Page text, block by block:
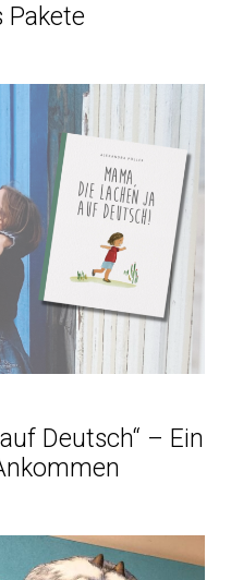
Pakete
Deutsch“ – Ein